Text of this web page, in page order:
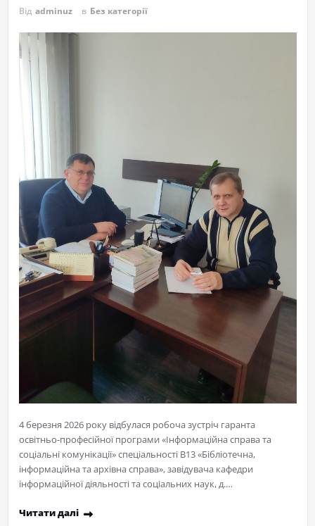
Від adminuz в Без категорії
4 березня 2026 року відбулася робоча зустріч гаранта
освітньо-професійної програми «Інформаційна справа та
соціальні комунікації» спеціальності В13 «Бібліотечна,
інформаційна та архівна справа», завідувача кафедри
інформаційної діяльності та соціальних наук, д.…
Читати далі